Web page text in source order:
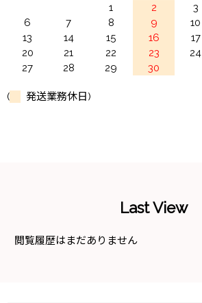
1
2 3
6
7 8 9 10
13
14 15 16 17
20
21 22 23 24
27
28 29 30
( 発送業務休日)
Last View
閲覧履歴はまだありません